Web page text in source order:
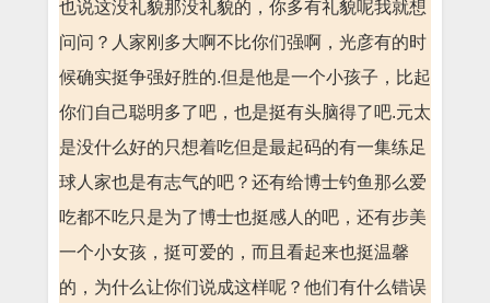
也说这没礼貌那没礼貌的，你多有礼貌呢我就想
问问？人家刚多大啊不比你们强啊，光彦有的时
候确实挺争强好胜的.但是他是一个小孩子，比起
你们自己聪明多了吧，也是挺有头脑得了吧.元太
是没什么好的只想着吃但是最起码的有一集练足
球人家也是有志气的吧？还有给博士钓鱼那么爱
吃都不吃只是为了博士也挺感人的吧，还有步美
一个小女孩，挺可爱的，而且看起来也挺温馨
的，为什么让你们说成这样呢？他们有什么错误